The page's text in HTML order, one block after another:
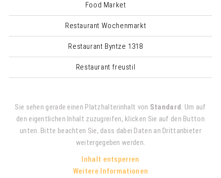
Food Market
Restaurant Wochenmarkt
Restaurant Byntze 1318
Restaurant freustil
Sie sehen gerade einen Platzhalterinhalt von Standard. Um auf
den eigentlichen Inhalt zuzugreifen, klicken Sie auf den Button
unten. Bitte beachten Sie, dass dabei Daten an Drittanbieter
weitergegeben werden.
Inhalt entsperren
Weitere Informationen